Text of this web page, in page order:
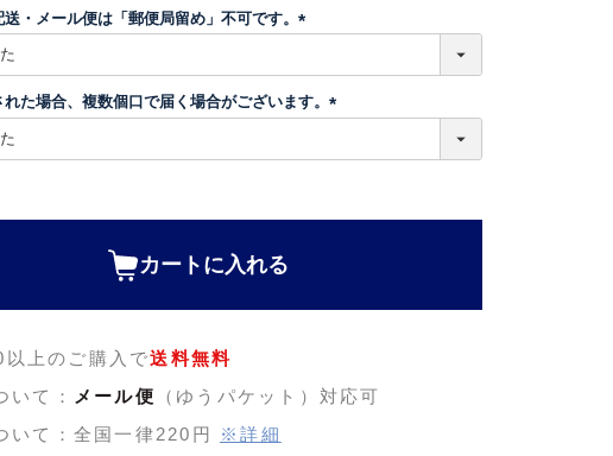
)
送・メール便は「郵便局留め」不可です。
須
)
た場合、複数個口で届く場合がございます。
カートに入れる
以上のご購入で送料無料
いて：
メール便
（ゆうパケット）対応可
いて：全国一律220円
※詳細